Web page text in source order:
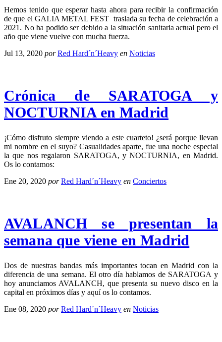
Hemos tenido que esperar hasta ahora para recibir la confirmación
de que el GALIA METAL FEST traslada su fecha de celebración a
2021. No ha podido ser debido a la situación sanitaria actual pero el
año que viene vuelve con mucha fuerza.
Jul 13, 2020 por Red Hard´n´Heavy en Noticias
Crónica de SARATOGA y
NOCTURNIA en Madrid
¡Cómo disfruto siempre viendo a este cuarteto! ¿será porque llevan
mi nombre en el suyo? Casualidades aparte, fue una noche especial
la que nos regalaron SARATOGA, y NOCTURNIA, en Madrid.
Os lo contamos:
Ene 20, 2020 por Red Hard´n´Heavy en Conciertos
AVALANCH se presentan la
semana que viene en Madrid
Dos de nuestras bandas más importantes tocan en Madrid con la
diferencia de una semana. El otro día hablamos de SARATOGA y
hoy anunciamos AVALANCH, que presenta su nuevo disco en la
capital en próximos días y aquí os lo contamos.
Ene 08, 2020 por Red Hard´n´Heavy en Noticias